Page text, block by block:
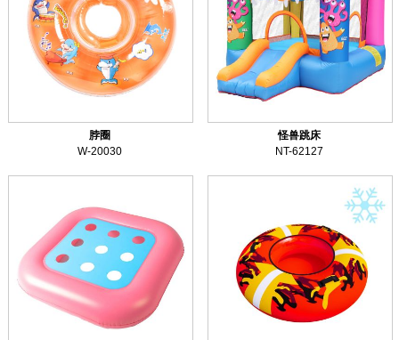
脖圈
W-20030
怪兽跳床
NT-62127